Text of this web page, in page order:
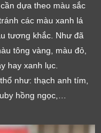
dựa theo màu sắc
các màu xanh lá
tương khắc. Như đã
tông vàng, màu đỏ,
hay xanh lục.
như: thạch anh tím,
hồng ngọc,…